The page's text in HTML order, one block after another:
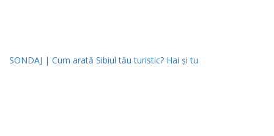
SONDAJ | Cum arată Sibiul tău turistic? Hai și tu